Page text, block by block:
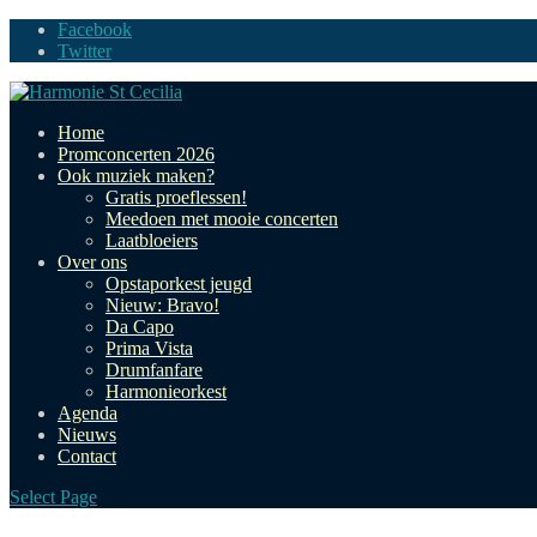
Facebook
Twitter
Home
Promconcerten 2026
Ook muziek maken?
Gratis proeflessen!
Meedoen met mooie concerten
Laatbloeiers
Over ons
Opstaporkest jeugd
Nieuw: Bravo!
Da Capo
Prima Vista
Drumfanfare
Harmonieorkest
Agenda
Nieuws
Contact
Select Page